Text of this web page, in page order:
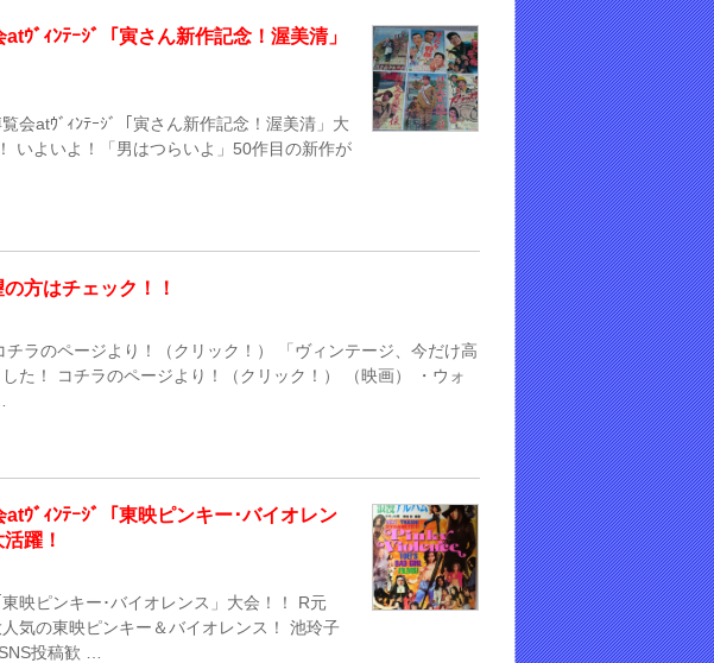
ｳﾞｨﾝﾃｰｼﾞ「寅さん新作記念！渥美清」
会atｳﾞｨﾝﾃｰｼﾞ「寅さん新作記念！渥美清」大
よいよ！「男はつらいよ」50作目の新作が
方はチェック！！
ラのページより！（クリック！） 「ヴィンテージ、今だけ高
た！ コチラのページより！（クリック！） （映画） ・ウォ
ｳﾞｨﾝﾃｰｼﾞ「東映ピンキー･バイオレン
躍！
映ピンキー･バイオレンス」大会！！ R元
気の東映ピンキー＆バイオレンス！ 池玲子
投稿歓 …